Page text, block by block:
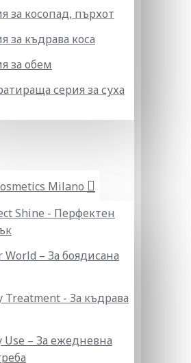
за косопад, пърхот
за къдрава коса
за обем
серия за суха
Milano
Shine - Перфектен
World – За боядисана
Treatment - За къдрава
Use – За ежедневна